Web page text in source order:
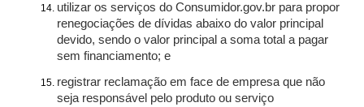
utilizar os serviços do Consumidor.gov.br para propor
renegociações de dívidas abaixo do valor principal
devido, sendo o valor principal a soma total a pagar
sem financiamento; e
registrar reclamação em face de empresa que não
seja responsável pelo produto ou serviço